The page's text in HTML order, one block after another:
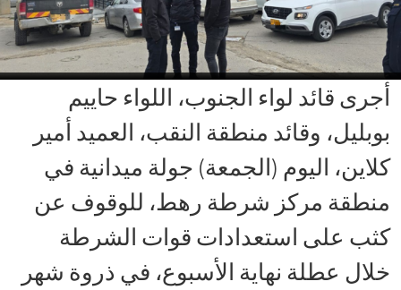
أجرى قائد لواء الجنوب، اللواء حاييم
بوبليل، وقائد منطقة النقب، العميد أمير
كلاين، اليوم (الجمعة) جولة ميدانية في
منطقة مركز شرطة رهط، للوقوف عن
كثب على استعدادات قوات الشرطة
خلال عطلة نهاية الأسبوع، في ذروة شهر